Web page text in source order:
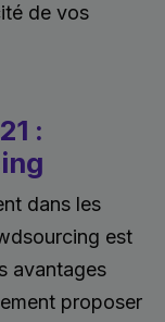
de vos
:
dans les
est
avantages
proposer